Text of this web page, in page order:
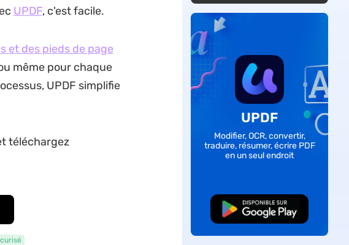
UPDF, c'est facile.
et des pieds de page
même pour chaque
UPDF simplifie
téléchargez
UPDF
Modifier, OCR, convertir,
traduire, résumer, écrire PDF
en un seul endroit
TÉLÉCHARGER